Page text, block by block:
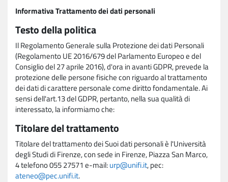
Informativa Trattamento dei dati personali
Testo della politica
Il Regolamento Generale sulla Protezione dei dati Personali
(Regolamento UE 2016/679 del Parlamento Europeo e del
Consiglio del 27 aprile 2016), d'ora in avanti GDPR, prevede la
protezione delle persone fisiche con riguardo al trattamento
dei dati di carattere personale come diritto fondamentale. Ai
sensi dell'art.13 del GDPR, pertanto, nella sua qualità di
interessato, la informiamo che:
Titolare del trattamento
Titolare del trattamento dei Suoi dati personali è l'Università
degli Studi di Firenze, con sede in Firenze, Piazza San Marco,
4 telefono 055 27571 e-mail:urp@unifi.it, pec:
ateneo@pec.unifi.it.